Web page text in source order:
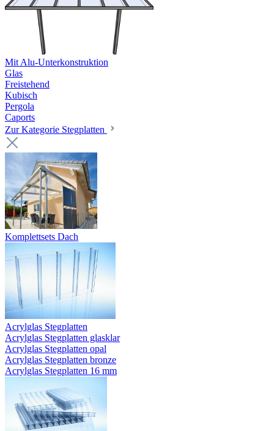
Mit Alu-Unterkonstruktion
Glas
Freistehend
Kubisch
Pergola
Caports
Zur Kategorie Stegplatten
Komplettsets Dach
Acrylglas Stegplatten
Acrylglas Stegplatten glasklar
Acrylglas Stegplatten opal
Acrylglas Stegplatten bronze
Acrylglas Stegplatten 16 mm